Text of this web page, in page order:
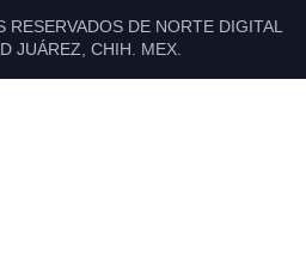
DE NORTE DIGITAL
JUÁREZ, CHIH. MEX.